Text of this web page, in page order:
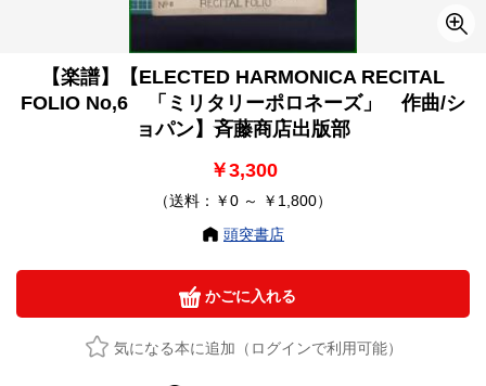
【楽譜】【ELECTED HARMONICA RECITAL
FOLIO No,6 「ミリタリーポロネーズ」 作曲/シ
ョパン】斉藤商店出版部
￥3,300
（送料：￥0 ～ ￥1,800）
頭突書店
かごに入れる
気になる本に追加（ログインで利用可能）